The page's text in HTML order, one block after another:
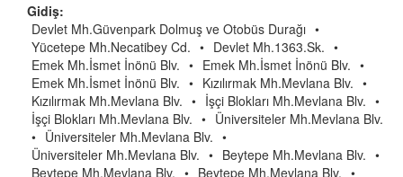
Gidiş:
Devlet Mh.Güvenpark Dolmuş ve Otobüs Durağı •
Yücetepe Mh.Necatibey Cd. • Devlet Mh.1363.Sk. •
Emek Mh.İsmet İnönü Blv. • Emek Mh.İsmet İnönü Blv. •
Emek Mh.İsmet İnönü Blv. • Kızılırmak Mh.Mevlana Blv. •
Kızılırmak Mh.Mevlana Blv. • İşçi Blokları Mh.Mevlana Blv. •
İşçi Blokları Mh.Mevlana Blv. • Üniversiteler Mh.Mevlana Blv.
• Üniversiteler Mh.Mevlana Blv. •
Üniversiteler Mh.Mevlana Blv. • Beytepe Mh.Mevlana Blv. •
Beytepe Mh.Mevlana Blv. • Beytepe Mh.Mevlana Blv. •